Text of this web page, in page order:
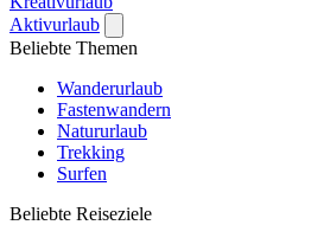
Aktivurlaub
Beliebte Themen
Wanderurlaub
Fastenwandern
Natururlaub
Trekking
Surfen
Beliebte Reiseziele